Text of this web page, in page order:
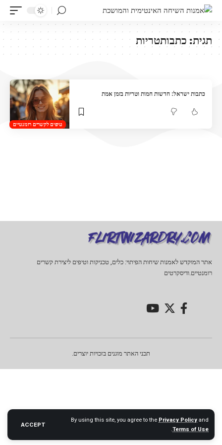
By using this site, you agree to the Privacy Policy and
Terms of Use
.
ACCEPT
תגית:כתבותטריות
טיפים לקשרים רומנטיים
כתבות ישראל: חדשות חמות וטריות בזמן אמת
אתר המוקדש לאמנות שיחות הפיתוי: כלים, טכניקות וטיפים ליצירת קשרים
רומנטיים.ודיסקרטים
תכני האתר מוגנים בזכויות יוצרים.